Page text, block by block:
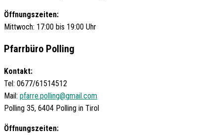
Öffnungszeiten:
Mittwoch: 17:00 bis 19:00 Uhr
Pfarrbüro Polling
Kontakt:
Tel: 0677/61514512
Mail: pfarre.polling@gmail.com
Polling 35, 6404 Polling in Tirol
Öffnungszeiten: